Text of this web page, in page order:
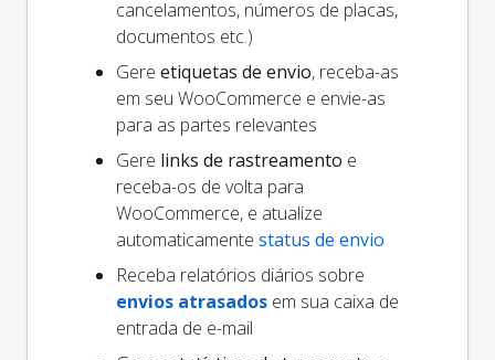
cancelamentos, números de placas,
documentos etc.)
Gere etiquetas de envio, receba-as
em seu WooCommerce e envie-as
para as partes relevantes
Gere links de rastreamento e
receba-os de volta para
WooCommerce, e atualize
automaticamente status de envio
Receba relatórios diários sobre
envios atrasados em sua caixa de
entrada de e-mail